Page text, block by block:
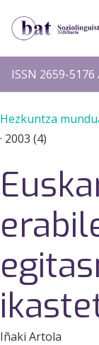
ISSN 2659-5176
Hezkuntza
· 2003 (4)
Iñaki Artola